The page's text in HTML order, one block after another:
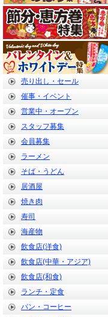
売り出し・セール
催事・イベント
営業中・オープン
スタッフ募集
会員募集
ラーメン
そば・うどん
居酒屋
焼き肉
寿司
海産物
飲食店(洋食)
飲食店(中華・アジア)
飲食店(和食)
ランチ・定食
パン・コーヒー